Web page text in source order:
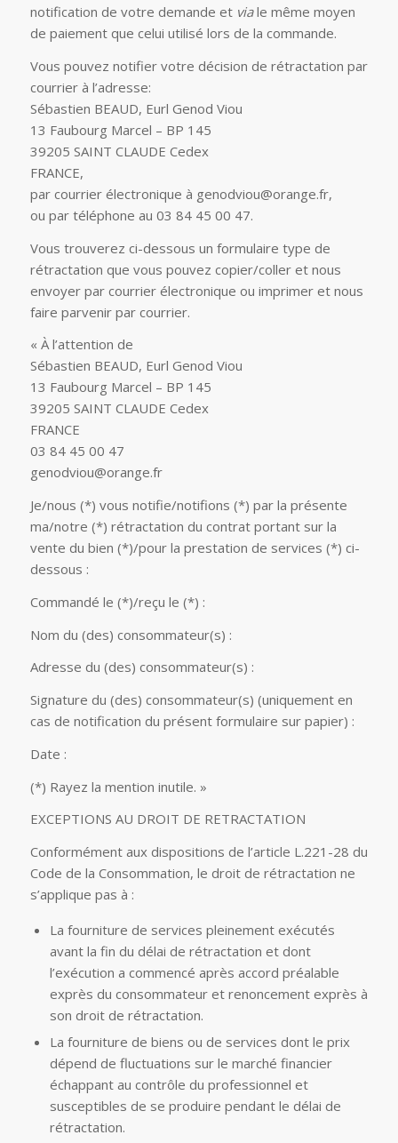
notification de votre demande et viale même moyen
de paiement que celui utilisé lors de la commande.
Vous pouvez notifier votre décision de rétractation par
courrier à l’adresse:
Sébastien BEAUD, Eurl Genod Viou
13 Faubourg Marcel – BP 145
39205 SAINT CLAUDE Cedex
FRANCE,
par courrier électronique à genodviou@orange.fr,
ou par téléphone au 03 84 45 00 47.
Vous trouverez ci-dessous un formulaire type de
rétractation que vous pouvez copier/coller et nous
envoyer par courrier électronique ou imprimer et nous
faire parvenir par courrier.
« À l’attention de
Sébastien BEAUD, Eurl Genod Viou
13 Faubourg Marcel – BP 145
39205 SAINT CLAUDE Cedex
FRANCE
03 84 45 00 47
genodviou@orange.fr
Je/nous (*) vous notifie/notifions (*) par la présente
ma/notre (*) rétractation du contrat portant sur la
vente du bien (*)/pour la prestation de services (*) ci-
dessous :
Commandé le (*)/reçu le (*) :
Nom du (des) consommateur(s) :
Adresse du (des) consommateur(s) :
Signature du (des) consommateur(s) (uniquement en
cas de notification du présent formulaire sur papier) :
Date :
(*) Rayez la mention inutile. »
EXCEPTIONS AU DROIT DE RETRACTATION
Conformément aux dispositions de l’article L.221-28 du
Code de la Consommation, le droit de rétractation ne
s’applique pas à :
La fourniture de services pleinement exécutés
avant la fin du délai de rétractation et dont
l’exécution a commencé après accord préalable
exprès du consommateur et renoncement exprès à
son droit de rétractation.
La fourniture de biens ou de services dont le prix
dépend de fluctuations sur le marché financier
échappant au contrôle du professionnel et
susceptibles de se produire pendant le délai de
rétractation.